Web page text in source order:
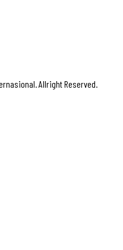
Allright Reserved.